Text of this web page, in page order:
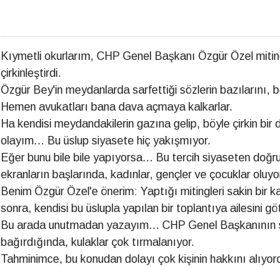
Kıymetli okurlarım, CHP Genel Başkanı Özgür Özel
çirkinleştirdi.
Özgür Bey'in meydanlarda sarfettiği sözlerin bazılarını,
Hemen avukatları bana dava açmaya kalkarlar.
Ha kendisi meydandakilerin gazına gelip, böyle çirkin bir
olayım... Bu üslup siyasete hiç yakışmıyor.
Eğer bunu bile bile yapıyorsa... Bu tercih siyaseten
ekranların başlarında, kadınlar, gençler ve çocuklar
Benim Özgür Özel'e önerim: Yaptığı mitingleri sakin bir
sonra, kendisi bu üslupla yapılan bir toplantıya ailesini
Bu arada unutmadan yazayım... CHP Genel
bağırdığında, kulaklar çok tırmalanıyor.
Tahminimce, bu konudan dolayı çok kişinin hakkını